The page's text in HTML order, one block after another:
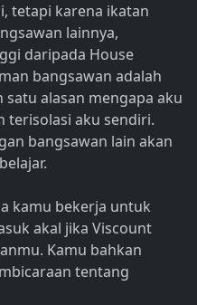
tetapi karena ikatan
lainnya,
daripada House
bangsawan adalah
alasan mengapa aku
terisolasi aku sendiri.
bangsawan lain akan
kamu bekerja untuk
akal jika Viscount
Kamu bahkan
tentang